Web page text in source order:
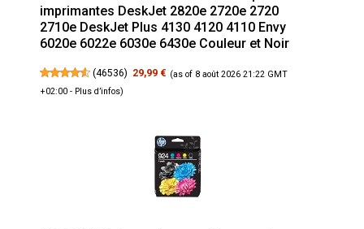
imprimantes DeskJet 2820e 2720e 2720
2710e DeskJet Plus 4130 4120 4110 Envy
6020e 6022e 6030e 6430e Couleur et Noir
(46536) 29,99 € (as of 8 août 2026 21:22 GMT
+02:00 - Plus d’infos)